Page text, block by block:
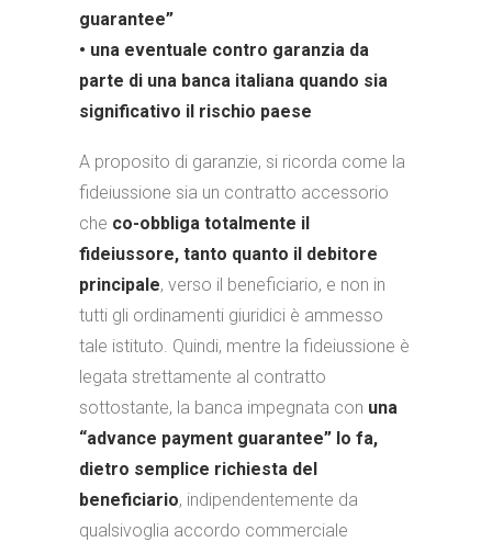
guarantee”
• una eventuale contro garanzia da
parte di una banca italiana quando sia
significativo il rischio paese
A proposito di garanzie, si ricorda come la
fideiussione sia un contratto accessorio
che co-obbliga totalmente il
fideiussore, tanto quanto il debitore
principale, verso il beneficiario, e non in
tutti gli ordinamenti giuridici è ammesso
tale istituto. Quindi, mentre la fideiussione è
legata strettamente al contratto
sottostante, la banca impegnata con una
“advance payment guarantee” lo fa,
dietro semplice richiesta del
beneficiario, indipendentemente da
qualsivoglia accordo commerciale